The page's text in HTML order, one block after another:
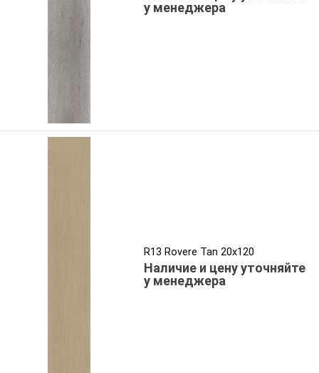
у менеджера
R13 Rovere Tan 20x120
Наличие и цену уточняйте
у менеджера